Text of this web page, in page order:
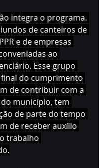
integra o programa.
de canteiros de
e de empresas
ao
Esse grupo
do cumprimento
de contribuir com a
município, tem
de parte do tempo
de receber auxílio
trabalho